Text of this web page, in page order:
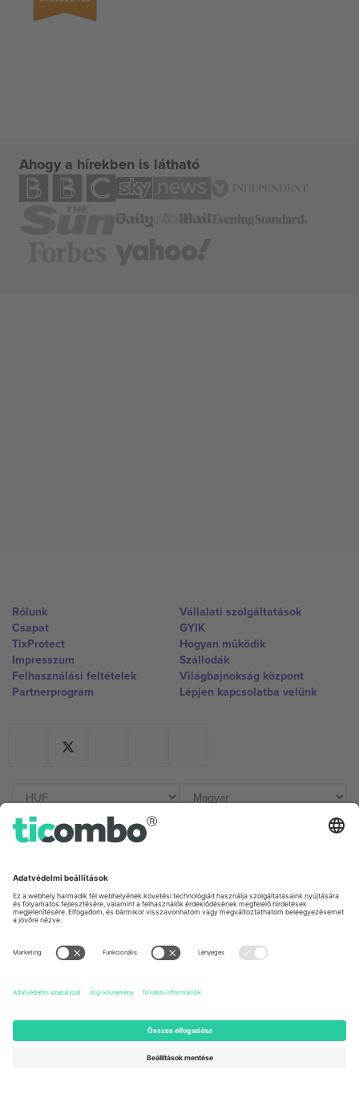
Ahogy a hírekben is látható
Rólunk
Csapat
TixProtect
Impresszum
Felhasználási feltételek
Partnerprogram
Vállalati szolgáltatások
GYIK
Hogyan működik
Szállodák
Világbajnokság központ
Lépjen kapcsolatba velünk
Germany
Unter den Linden 24, 10117
Berlin, Germany
United Kingdom
167 City Road, London, Greater
Newark, Delaware 19713, United
States
Engelberg, Switzerland